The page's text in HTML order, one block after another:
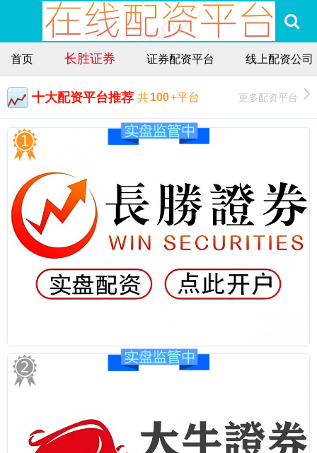
首页 长胜证券 证券配资平台 线上配资公司
十大配资平台推荐 共100+平台 更多配资平台